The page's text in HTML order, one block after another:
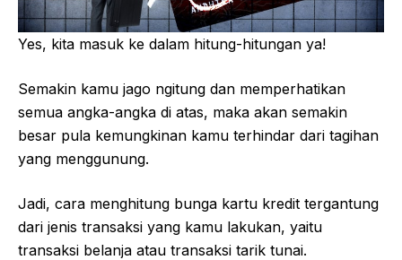
Yes, kita masuk ke dalam hitung-hitungan ya!
Semakin kamu jago ngitung dan memperhatikan
semua angka-angka di atas, maka akan semakin
besar pula kemungkinan kamu terhindar dari tagihan
yang menggunung.
Jadi, cara menghitung bunga kartu kredit tergantung
dari jenis transaksi yang kamu lakukan, yaitu
transaksi belanja atau transaksi tarik tunai.